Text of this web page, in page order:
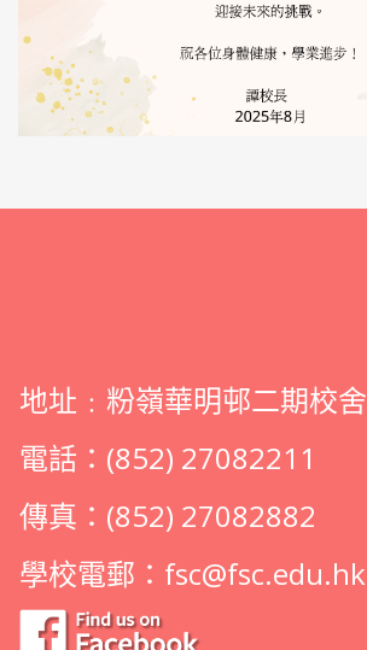
地址﹕粉嶺華明邨二期校舍
電話：(852) 27082211
傳真：(852) 27082882
學校電郵： fsc@fsc.edu.hk